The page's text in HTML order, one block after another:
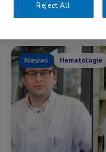
Nieuws Hematologie
Reject All